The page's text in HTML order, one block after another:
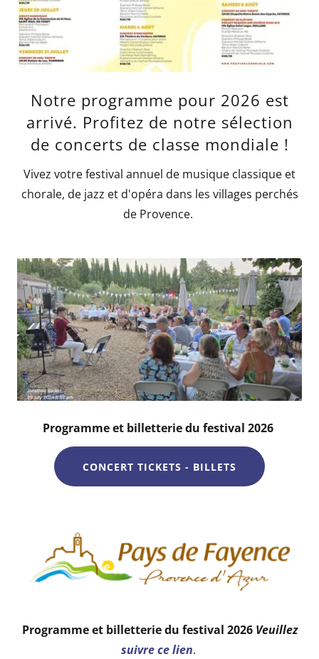
Notre programme pour 2026 est
arrivé. Profitez de notre sélection
de concerts de classe mondiale !
Vivez votre festival annuel de musique classique et
chorale, de jazz et d'opéra dans les villages perchés
de Provence.
Programme et billetterie du festival 2026
CONCERT TICKETS - BILLETS
Programme et billetterie du festival 2026 Veuillez
suivre ce lien.